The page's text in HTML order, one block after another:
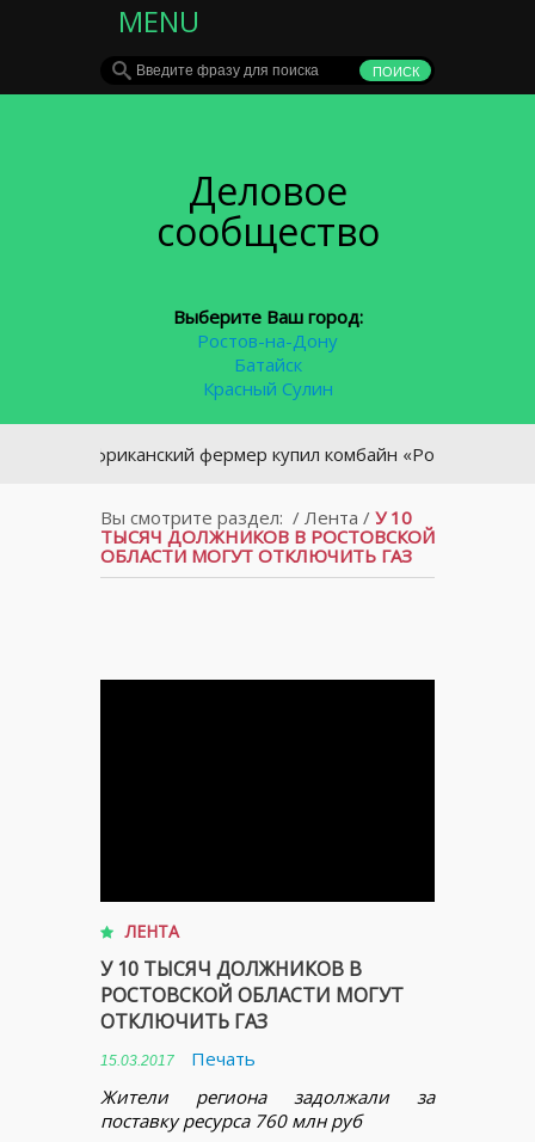
MENU
Деловое
сообщество
Выберите Ваш город:
Ростов-на-Дону
Батайск
Красный Сулин
фермер купил комбайн «Ростсельмаша»
Вы смотрите раздел: / Лента / У 10
ТЫСЯЧ ДОЛЖНИКОВ В РОСТОВСКОЙ
ОБЛАСТИ МОГУТ ОТКЛЮЧИТЬ ГАЗ
ЛЕНТА
У 10 ТЫСЯЧ ДОЛЖНИКОВ В
РОСТОВСКОЙ ОБЛАСТИ МОГУТ
ОТКЛЮЧИТЬ ГАЗ
15.03.2017
Печать
Жители региона задолжали за
поставку ресурса 760 млн руб